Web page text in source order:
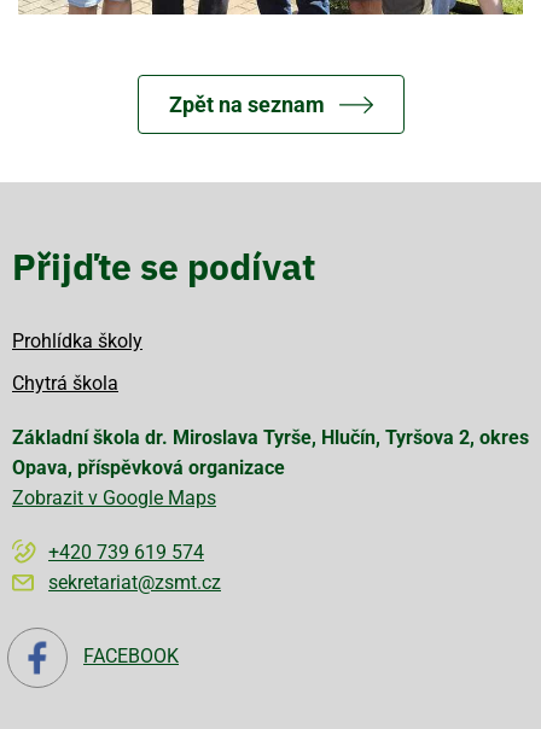
Zpět na seznam
Přijďte se podívat
Prohlídka školy
Chytrá škola
Základní škola dr. Miroslava Tyrše, Hlučín, Tyršova 2, okres
Opava, příspěvková organizace
Zobrazit v Google Maps
+420 739 619 574
sekretariat@zsmt.cz
FACEBOOK